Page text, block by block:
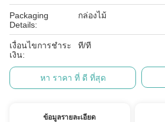
Packaging
Details:
กล่องไม้
เงื่อนไขการชำระ
เงิน:
ที/ที
หา ราคา ที่ ดี ที่สุด
ข้อมูลรายละเอียด